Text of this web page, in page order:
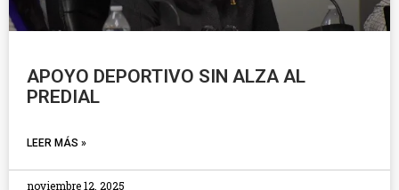
APOYO DEPORTIVO SIN ALZA AL
PREDIAL
LEER MÁS »
noviembre 12, 2025